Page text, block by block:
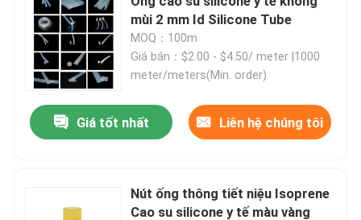
Liên hệ chúng tôi
Yêu cầu báo giá
Cao su silicon y tế
Pít tông ống tiêm cao su
mùi 2 mm Id Silicone Tube
MOQ：100m
Giá bán：$2.00 - $4.50/ meter |1000
meter/meters(Min. order)
Giá tốt nhất Liên hệ chúng tôi
Nút ống thông tiết niệu Isoprene
Cao su silicone y tế màu vàng